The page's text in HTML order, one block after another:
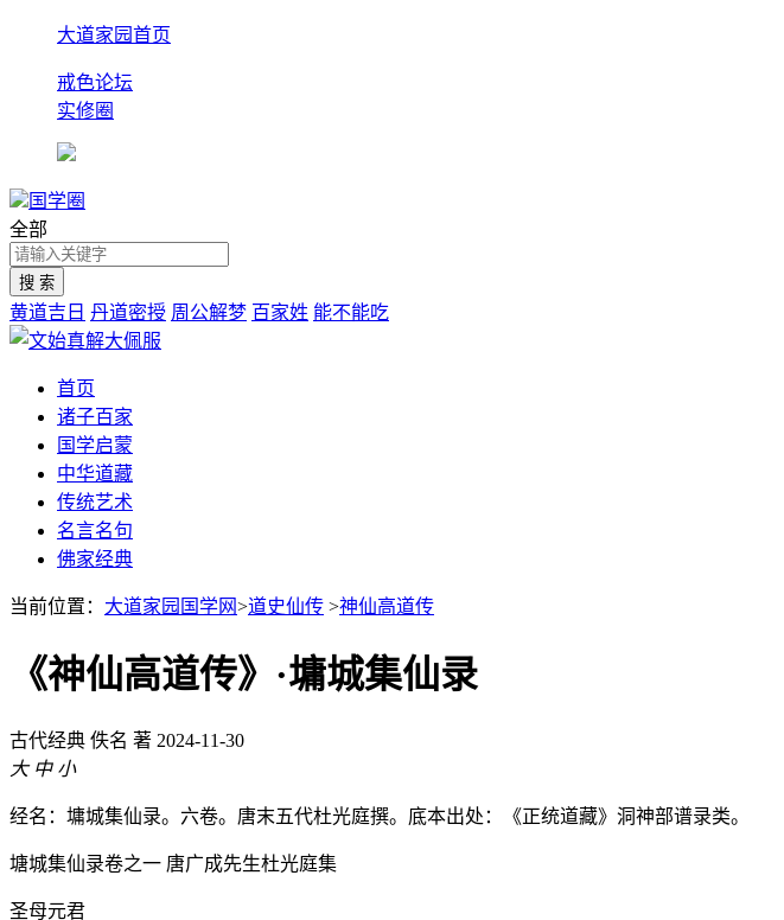
大道家园首页
戒色论坛
实修圈
国学圈
全部
黄道吉日 丹道密授 周公解梦 百家姓 能不能吃
首页
诸子百家
国学启蒙
中华道藏
传统艺术
名言名句
佛家经典
当前位置： 大道家园国学网>道史仙传 >神仙高道传
《神仙高道传》·墉城集仙录
古代经典 佚名 著 2024-11-30
大 中 小
经名：墉城集仙录。六卷。唐末五代杜光庭撰。底本出处：《正统道藏》洞神部谱录类。
塘城集仙录卷之一 唐广成先生杜光庭集
圣母元君